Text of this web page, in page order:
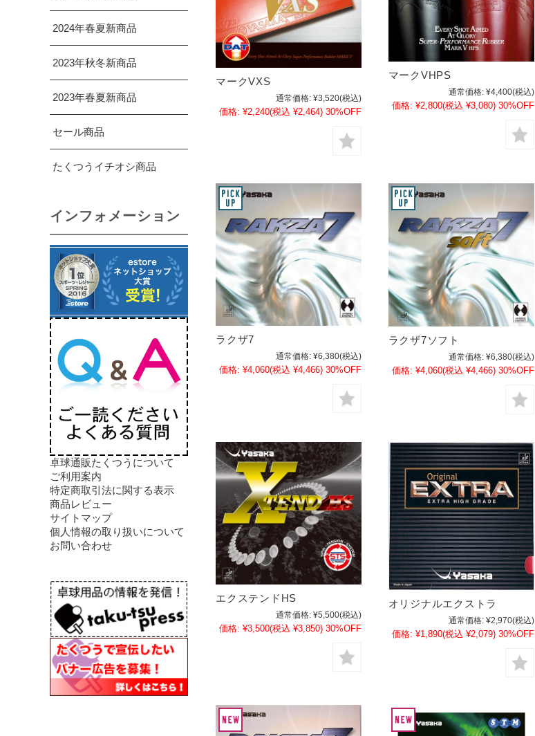
マークVXS
通常価格: ¥3,520(税込)
価格: ¥2,240(税込 ¥2,464) 30%OFF
マークVHPS
通常価格: ¥4,400(税込)
価格: ¥2,800(税込 ¥3,080) 30%OFF
ラクザ7
通常価格: ¥6,380(税込)
価格: ¥4,060(税込 ¥4,466) 30%OFF
ラクザ7ソフト
通常価格: ¥6,380(税込)
価格: ¥4,060(税込 ¥4,466) 30%OFF
エクステンドHS
通常価格: ¥5,500(税込)
価格: ¥3,500(税込 ¥3,850) 30%OFF
オリジナルエクストラ
通常価格: ¥2,970(税込)
価格: ¥1,890(税込 ¥2,079) 30%OFF
2024年春夏新商品
2023年秋冬新商品
2023年春夏新商品
セール商品
たくつうイチオシ商品
インフォメーション
卓球通販たくつうについて
ご利用案内
特定商取引法に関する表示
商品レビュー
サイトマップ
個人情報の取り扱いについて
お問い合わせ